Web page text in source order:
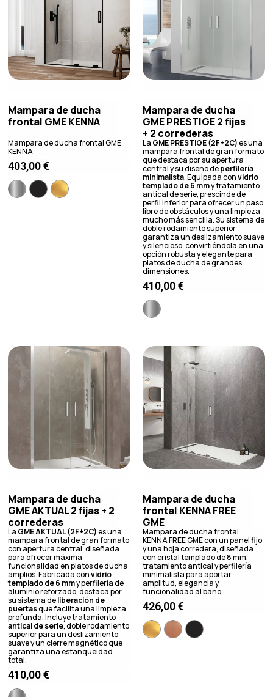
Mampara de ducha
frontal GME KENNA
Mampara de ducha frontal GME
KENNA
403,00€
Mampara de ducha
GME PRESTIGE 2 fijas
+ 2 correderas
La GME PRESTIGE (2F+2C)es una
mampara frontal de gran formato
que destaca por su apertura
central y su diseño deperfilería
minimalista. Equipada convidrio
templado de 6 mmy tratamiento
antical de serie, prescinde de
perfil inferior para ofrecer un paso
libre de obstáculos y una limpieza
mucho más sencilla. Su sistema de
doble rodamiento superior
garantiza un deslizamiento suave
y silencioso, convirtiéndola en una
opción robusta y elegante para
platos de ducha de grandes
dimensiones.
410,00€
Mampara de ducha
GME AKTUAL 2 fijas + 2
correderas
La GME AKTUAL (2F+2C)es una
mampara frontal de gran formato
con apertura central, diseñada
para ofrecer máxima
funcionalidad en platos de ducha
amplios. Fabricada convidrio
templado de 6 mmy perfilería de
aluminio reforzado, destaca por
su sistema deliberación de
puertasque facilita una limpieza
profunda. Incluye tratamiento
antical de serie, doble rodamiento
superior para un deslizamiento
suave y un cierre magnético que
garantiza una estanqueidad
total.
410,00€
Mampara de ducha
frontal KENNA FREE
GME
Mampara de ducha frontal
KENNA FREE GME con un panel fijo
y una hoja corredera, diseñada
con cristal templado de 8 mm,
tratamiento antical y perfilería
minimalista para aportar
amplitud, elegancia y
funcionalidad al baño.
426,00€